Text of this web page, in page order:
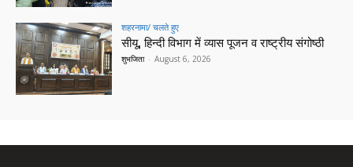
शहरनामा/ चलते हुए
सीयू, हिन्दी विभाग में व्यास पूजन व राष्ट्रीय संगोष्ठी
शुभजिता - August 6, 2026